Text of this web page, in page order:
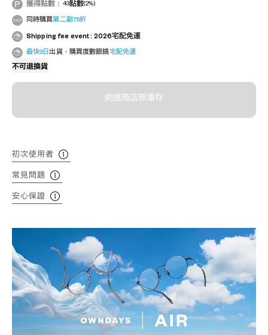
獲得點數： 43點數(2%)
同時購買第二副75折
Shipping fee event : 2026宅配免運
最快3日 出貨，購買度數眼鏡宅配免運
不可退換貨
網路商店無庫存
初次使用者
常見問題
安心保證